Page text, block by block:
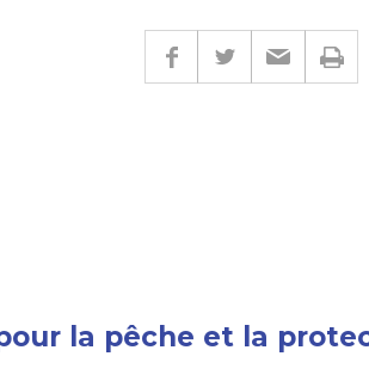
la pêche et la